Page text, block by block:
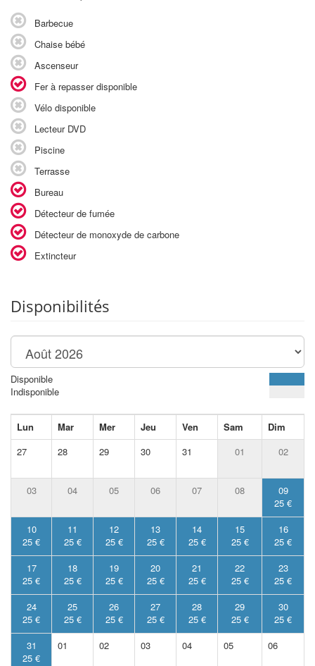
Barbecue
Chaise bébé
Ascenseur
Fer à repasser disponible
Vélo disponible
Lecteur DVD
Piscine
Terrasse
Bureau
Détecteur de fumée
Détecteur de monoxyde de carbone
Extincteur
Disponibilités
Disponible
Indisponible
Lun Mar Mer Jeu Ven Sam
Dim
27
28 29 30 31 01 02
03 04 05 06 07 08
09
25 €
10
25 €
11
25 €
12
25 €
13
25 €
14
25 €
15
25 €
16
25 €
17
25 €
18
25 €
19
25 €
20
25 €
21
25 €
22
25 €
23
25 €
24
25 €
25
25 €
26
25 €
27
25 €
28
25 €
29
25 €
30
25 €
31
25 €
01 02 03 04 05 06